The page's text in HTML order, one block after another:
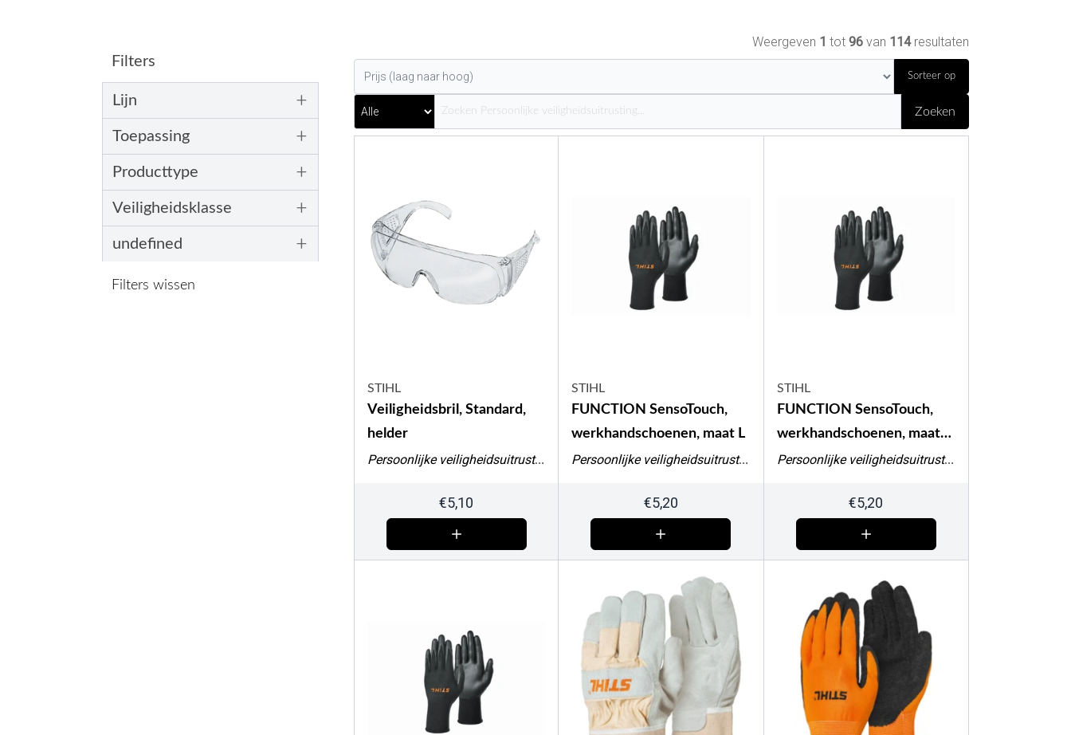
Filters
Lijn +
Toepassing +
Producttype +
Veiligheidsklasse +
undefined +
Filters wissen
Weergeven 1 tot 96van 114resultaten
Sorteer op
Zoeken
STIHL
Veiligheidsbril, Standard,
helder
Persoonlijke veiligheidsuitrusting
€5,10
STIHL
FUNCTION SensoTouch,
werkhandschoenen, maat L
Persoonlijke veiligheidsuitrusting
€5,20
STIHL
FUNCTION SensoTouch,
werkhandschoenen, maat
M
Persoonlijke veiligheidsuitrusting
€5,20